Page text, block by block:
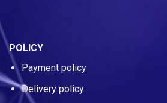
POLICY
Payment policy
Delivery policy